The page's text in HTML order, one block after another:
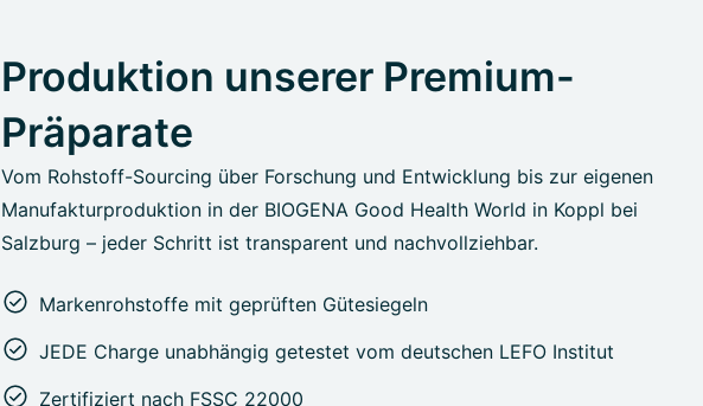
Produktion unserer Premium-
Präparate
Vom Rohstoff-Sourcing über Forschung und Entwicklung bis zur eigenen
Manufakturproduktion in der BIOGENA Good Health World in Koppl bei
Salzburg – jeder Schritt ist transparent und nachvollziehbar.
Markenrohstoffe mit geprüften Gütesiegeln
JEDE Charge unabhängig getestet vom deutschen LEFO Institut
Zertifiziert nach FSSC 22000